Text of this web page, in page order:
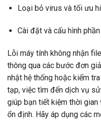
Loại bỏ virus và tối ưu
Cài đặt và cấu hình
Lỗi máy tính không nhận
thông qua các bước đơn
nhật hệ thống hoặc kiểm
tạp, việc tìm đến dịch vụ
giúp bạn tiết kiệm thời
ổn định. Hãy áp dụng các